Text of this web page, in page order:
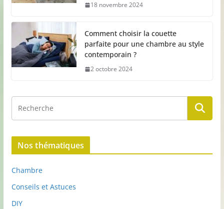
18 novembre 2024
Comment choisir la couette
parfaite pour une chambre au style
contemporain ?
2 octobre 2024
Nos thématiques
Chambre
Conseils et Astuces
DIY